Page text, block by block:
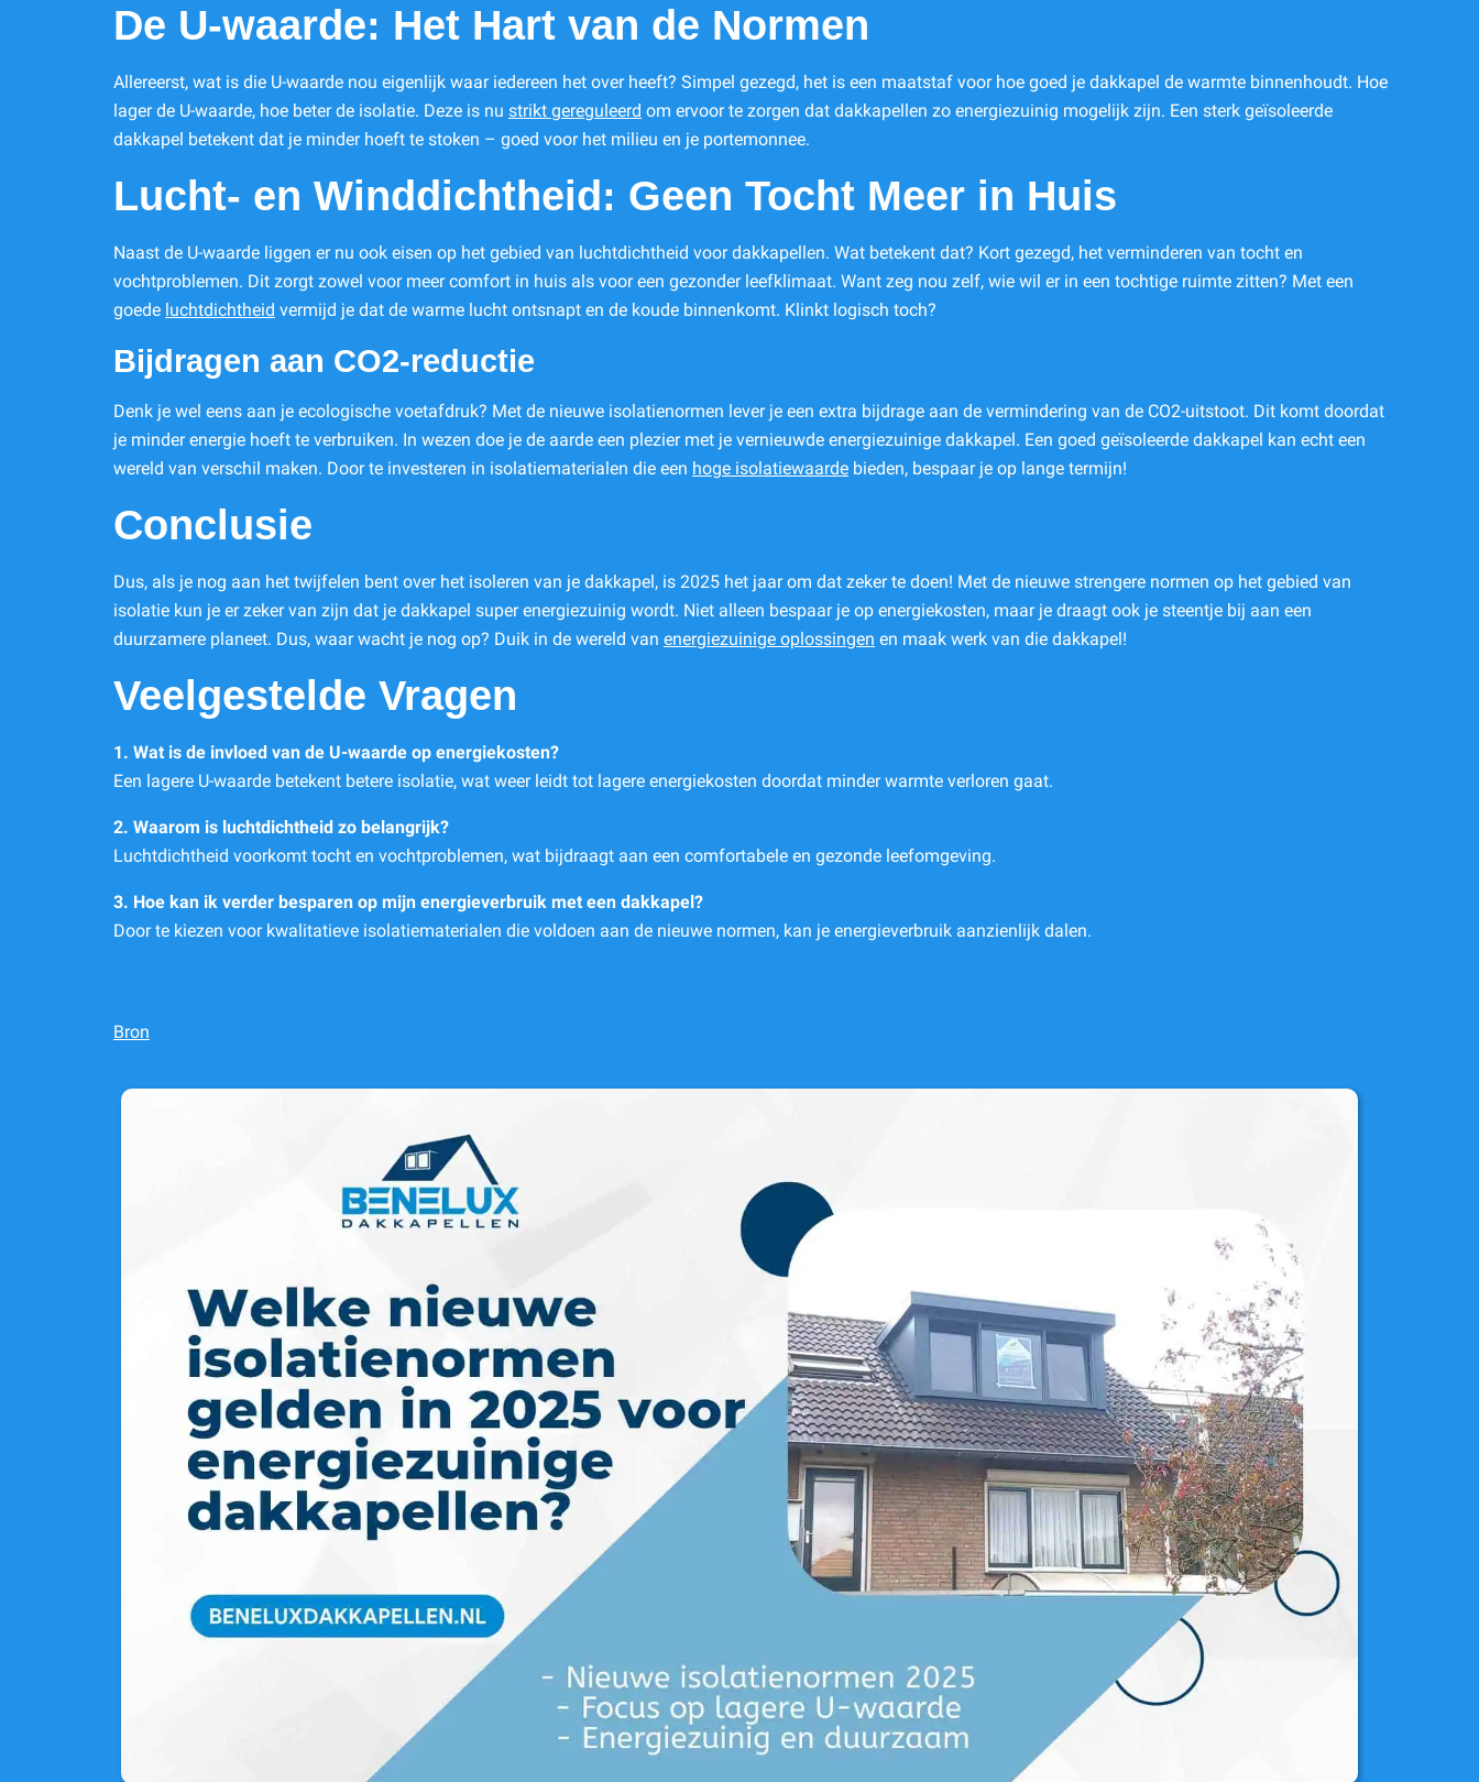
De U-waarde: Het Hart van de Normen
Allereerst, wat is die U-waarde nou eigenlijk waar iedereen het over heeft? Simpel gezegd, het is een maatstaf voor hoe goed je dakkapel de warmte binnenhoudt. Hoe
lager de U-waarde, hoe beter de isolatie. Deze is nu strikt gereguleerd om ervoor te zorgen dat dakkapellen zo energiezuinig mogelijk zijn. Een sterk geïsoleerde
dakkapel betekent dat je minder hoeft te stoken – goed voor het milieu en je portemonnee.
Lucht- en Winddichtheid: Geen Tocht Meer in Huis
Naast de U-waarde liggen er nu ook eisen op het gebied van luchtdichtheid voor dakkapellen. Wat betekent dat? Kort gezegd, het verminderen van tocht en
vochtproblemen. Dit zorgt zowel voor meer comfort in huis als voor een gezonder leefklimaat. Want zeg nou zelf, wie wil er in een tochtige ruimte zitten? Met een
goede luchtdichtheid vermijd je dat de warme lucht ontsnapt en de koude binnenkomt. Klinkt logisch toch?
Bijdragen aan CO2-reductie
Denk je wel eens aan je ecologische voetafdruk? Met de nieuwe isolatienormen lever je een extra bijdrage aan de vermindering van de CO2-uitstoot. Dit komt doordat
je minder energie hoeft te verbruiken. In wezen doe je de aarde een plezier met je vernieuwde energiezuinige dakkapel. Een goed geïsoleerde dakkapel kan echt een
wereld van verschil maken. Door te investeren in isolatiematerialen die een hoge isolatiewaarde bieden, bespaar je op lange termijn!
Conclusie
Dus, als je nog aan het twijfelen bent over het isoleren van je dakkapel, is 2025 het jaar om dat zeker te doen! Met de nieuwe strengere normen op het gebied van
isolatie kun je er zeker van zijn dat je dakkapel super energiezuinig wordt. Niet alleen bespaar je op energiekosten, maar je draagt ook je steentje bij aan een
duurzamere planeet. Dus, waar wacht je nog op? Duik in de wereld van energiezuinige oplossingen en maak werk van die dakkapel!
Veelgestelde Vragen
1. Wat is de invloed van de U-waarde op energiekosten?
Een lagere U-waarde betekent betere isolatie, wat weer leidt tot lagere energiekosten doordat minder warmte verloren gaat.
2. Waarom is luchtdichtheid zo belangrijk?
Luchtdichtheid voorkomt tocht en vochtproblemen, wat bijdraagt aan een comfortabele en gezonde leefomgeving.
3. Hoe kan ik verder besparen op mijn energieverbruik met een dakkapel?
Door te kiezen voor kwalitatieve isolatiematerialen die voldoen aan de nieuwe normen, kan je energieverbruik aanzienlijk dalen.
Bron